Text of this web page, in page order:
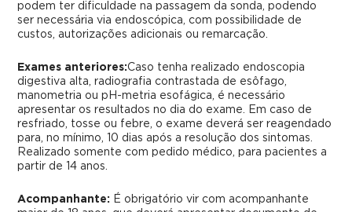
podem ter dificuldade na passagem da sonda, podendo
ser necessária via endoscópica, com possibilidade de
custos, autorizações adicionais ou remarcação.
Exames anteriores:Caso tenha realizado endoscopia
digestiva alta, radiografia contrastada de esôfago,
manometria ou pH-metria esofágica, é necessário
apresentar os resultados no dia do exame. Em caso de
resfriado, tosse ou febre, o exame deverá ser reagendado
para, no mínimo, 10 dias após a resolução dos sintomas.
Realizado somente com pedido médico, para pacientes a
partir de 14 anos.
Acompanhante: É obrigatório vir com acompanhante